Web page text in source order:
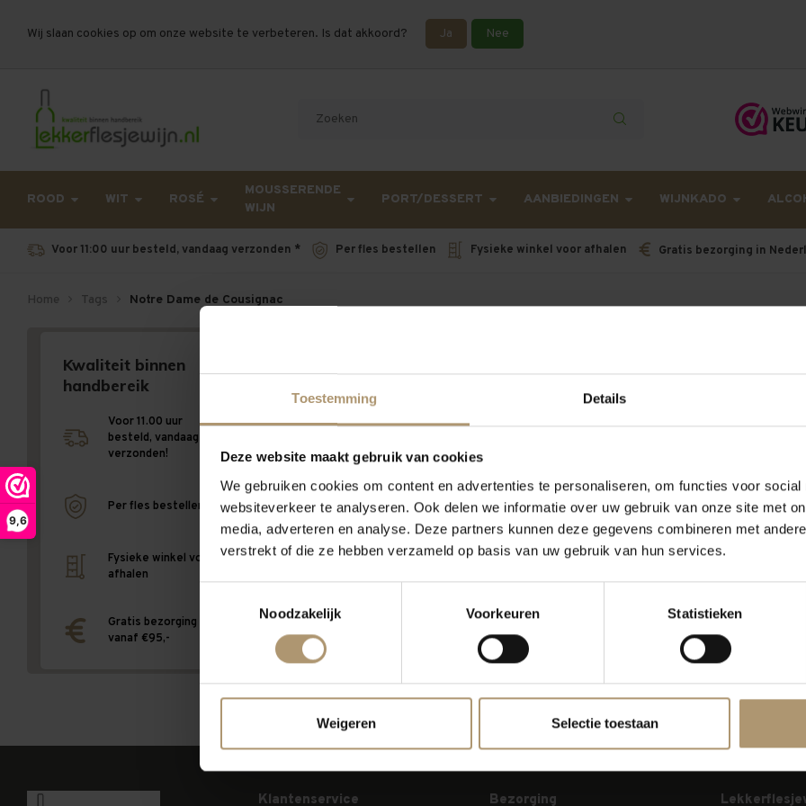
9,6
Toestemming Details
Deze website maakt gebruik van cookies
We gebruiken cookies om content en advertenties te personaliseren, om functies voor social
websiteverkeer te analyseren. Ook delen we informatie over uw gebruik van onze site met
media, adverteren en analyse. Deze partners kunnen deze gegevens combineren met
verstrekt of die ze hebben verzameld op basis van uw gebruik van hun services.
Noodzakelijk
Voorkeuren Statistieken
Weigeren Selectie toestaan
Wij slaan cookies op om onze website te verbeteren. Is dat akkoord? Ja Nee
Let op, vanwege drukte bij PostNL kan uw bestelling langer onderweg zijn dan gebruikelijk - Bestellingen van het
ROOD WIT ROSÉ
MOUSSERENDE
WIJN
PORT/DESSERT AANBIEDINGEN WIJNKADO
Voor 11:00 uur besteld, vandaag verzonden * Per fles bestellen Fysieke winkel voor afhalen Gratis bezorging in
Home Tags Notre Dame de Cousignac
Kwaliteit binnen
handbereik
Voor 11.00 uur
besteld, vandaag
verzonden!
Per fles bestellen
Fysieke winkel voor
afhalen
Gratis bezorging
vanaf €95,-
Geen producten gevonden!...
Klantenservice Bezorging